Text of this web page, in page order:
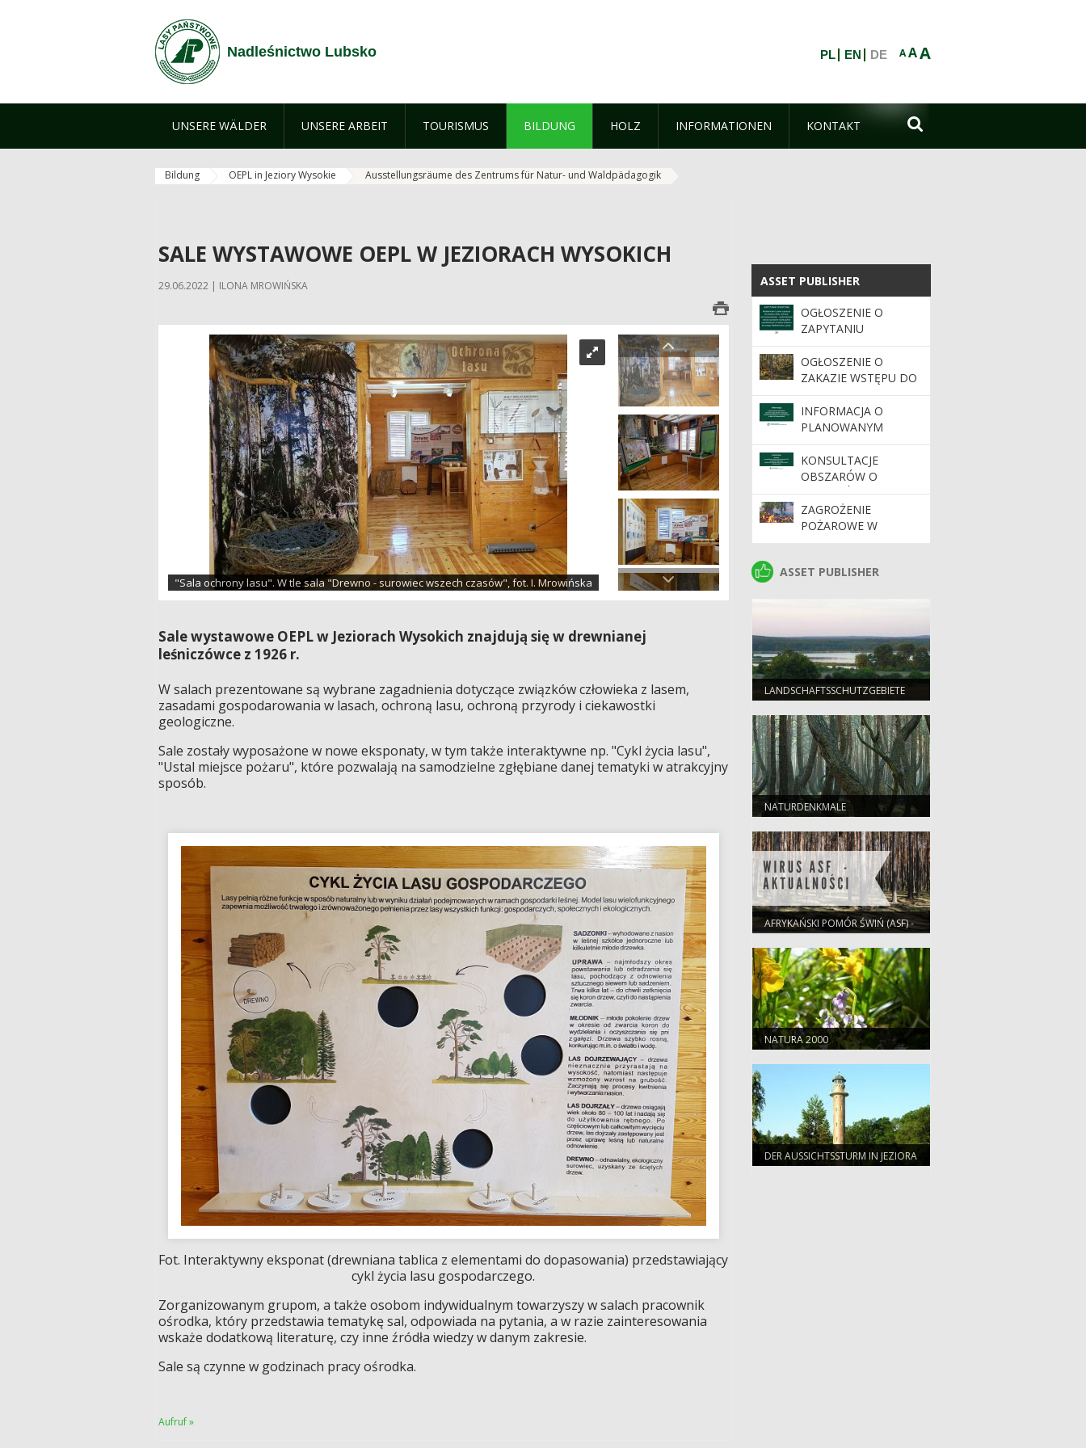
Nadleśnictwo Lubsko AAA
PL EN DE
UNSERE WÄLDER UNSERE ARBEIT TOURISMUS BILDUNG HOLZ INFORMATIONEN KONTAKT 
Bildung OEPL in Jeziory Wysokie Ausstellungsräume des Zentrums für Natur- und Waldpädagogik
SALE WYSTAWOWE OEPL W JEZIORACH WYSOKICH
29.06.2022 | ILONA MROWIŃSKA
"Sala ochrony lasu". W tle sala "Drewno - surowiec wszech czasów", fot. I. Mrowińska
Sale wystawowe OEPL w Jeziorach Wysokich znajdują się w drewnianej
leśniczówce z 1926 r.
W salach prezentowane są wybrane zagadnienia dotyczące związków człowieka z lasem,
zasadami gospodarowania w lasach, ochroną lasu, ochroną przyrody i ciekawostki
geologiczne.
Sale zostały wyposażone w nowe eksponaty, w tym także interaktywne np. "Cykl życia lasu",
"Ustal miejsce pożaru", które pozwalają na samodzielne zgłębiane danej tematyki w atrakcyjny
sposób.
Fot. Interaktywny eksponat (drewniana tablica z elementami do dopasowania) przedstawiający
cykl życia lasu gospodarczego.
Zorganizowanym grupom, a także osobom indywidualnym towarzyszy w salach pracownik
ośrodka, który przedstawia tematykę sal, odpowiada na pytania, a w razie zainteresowania
wskaże dodatkową literaturę, czy inne źródła wiedzy w danym zakresie.
Sale są czynne w godzinach pracy ośrodka.
Aufruf »
ASSET PUBLISHER
ASSET PUBLISHER
OGŁOSZENIE O
ZAPYTANIU
OFERTOWYM
OGŁOSZENIE O
ZAKAZIE WSTĘPU DO
LASU
INFORMACJA O
PLANOWANYM
WDROŻENIU
DYNAMICZNEGO
SYSTEMU ZAKUPÓW
KONSULTACJE
OBSZARÓW O
SZCZEGÓLNYCH
WARTOŚCIACH
OCHRONNYCH HCV
NA TERENIE
REGIONALNEJ
ZAGROŻENIE
POŻAROWE W
LASACH. APEL O
ASSET PUBLISHER
ASSET PUBLISHER
LANDSCHAFTSSCHUTZGEBIETE
NATURDENKMALE
AFRYKAŃSKI POMÓR ŚWIŃ (ASF) -
2022
NATURA 2000
DER AUSSICHTSSTURM IN JEZIORA
WYSOKIE